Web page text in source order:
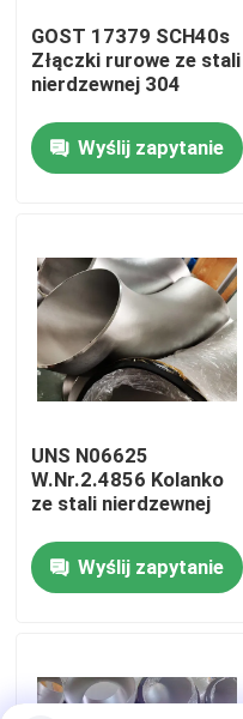
Dom
Produkty
O nas
Kontrola jakości
Company News
złączki do rur ze stali
kołnierz ze stali
trójnik ze stali
GOST 17379 SCH40s
Złączki rurowe ze stali
nierdzewnej 304
Wyślij zapytanie
UNS N06625
W.Nr.2.4856 Kolanko
ze stali nierdzewnej
Wyślij zapytanie